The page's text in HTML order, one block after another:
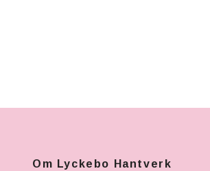
Om Lyckebo Hantverk